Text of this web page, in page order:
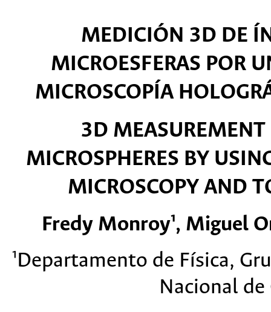
MEDICIÓN 3D DE
MICROESFERAS POR
MICROSCOPÍA
3D
MICROSPHERES BY
MICROSCOPY AND
Fredy Monroy¹, Miguel
¹Departamento de Física,
Nacional